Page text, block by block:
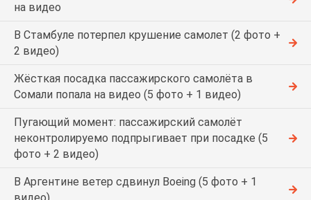
на видео
В Стамбуле потерпел крушение самолет (2 фото +
2 видео)
Жёсткая посадка пассажирского самолёта в
Сомали попала на видео (5 фото + 1 видео)
Пугающий момент: пассажирский самолёт
неконтролируемо подпрыгивает при посадке (5
фото + 2 видео)
В Аргентине ветер сдвинул Boeing (5 фото + 1